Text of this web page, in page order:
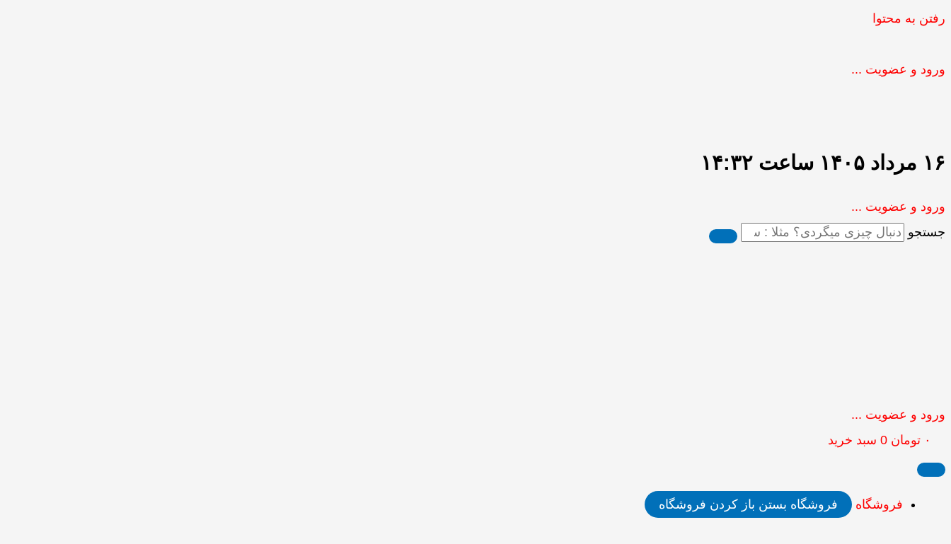
رفتن به محتوا
ورود و عضویت ...
۱۶ مرداد ۱۴۰۵ ساعت ۱۴:۳۲
ورود و عضویت ...
جستجو
ورود و عضویت ...
۰ تومان 0 سبد خرید
فروشگاه فروشگاه بستن باز کردن فروشگاه